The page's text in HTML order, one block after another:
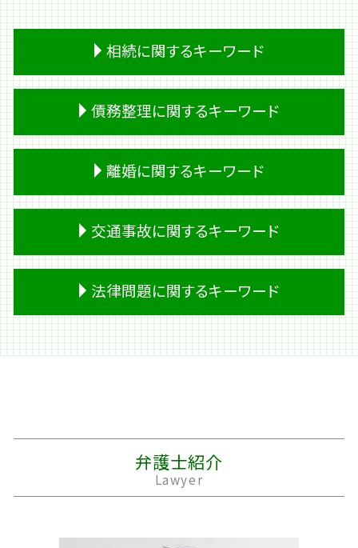
相続に関するキーワード
遺留分 放棄
熟慮期間 伸長
遺留分侵害額請求
相続 必要書類
相続放棄 期間
相続 時効
生前贈与
預金 相続
相続 財産
遺言書 無効
生前贈与 不動産
債務整理に関するキーワード
キャッシング 返済
個人再生 車
過払い金請求 デメリット
破産 流れ
破産 管財人
キャッシング ブラック
借金 計算
借金 利子
妻 借金
個人再生 住宅ローン
借金 踏み倒し
個人再生 流れ
離婚に関するキーワード
婿養子 離婚
離婚 養育費
離婚 戸籍
離婚 裁判 期間
離婚 裁判費用
浮気 証拠
離婚 公正証書
離婚 住宅ローン 財産分与
精神的 DV
家庭裁判所 離婚
交通事故に関するキーワード
後遺障害 申請
人身事故 行政処分
自動運転 死亡事故
バイク事故 死亡
交通事故 過失割合
交通事故 入院 慰謝料
車 事故 保険
後遺障害等級申請 事前認定
法律問題に関するキーワード
契約書 法律問題
不動産 管理 法律問題
不動産 賃貸 法律問題
労働問題 弁護士 費用
お墓 法律問題
個人再生 法律問題
弁護士紹介
Lawyer